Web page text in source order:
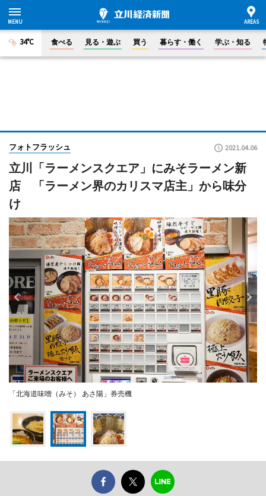
34°C 食べる 見る・遊ぶ 買う 暮らす・働く 学ぶ・知る
フォトフラッシュ 2021.04.06
立川「ラーメンスクエア」にみそラーメン新
店 「ラーメン界のカリスマ店主」から味分
け
「北海道味噌（みそ） あさ陽」券売機